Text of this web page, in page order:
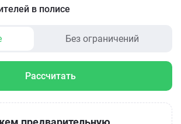
в полисе
Без ограничений
Рассчитать